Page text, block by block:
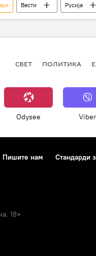
Вести Русија
СВЕТ ПОЛИТИКА
Odysee Viber
Пишите нам Стандарди
18+